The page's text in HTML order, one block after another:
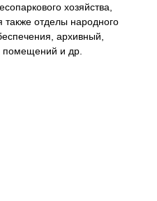
хозяйства,
отделы народного
архивный,
помещений и др.